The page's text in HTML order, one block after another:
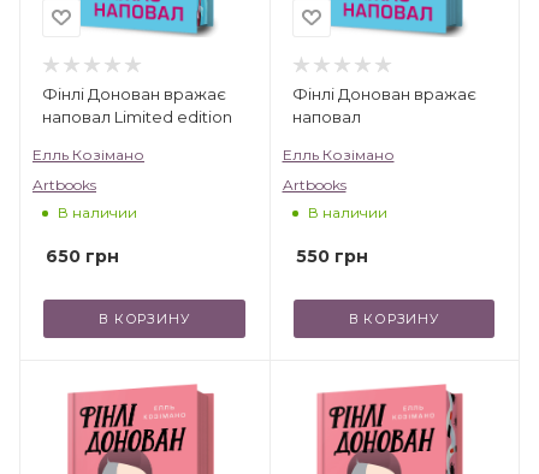
Фінлі Донован вражає
наповал Limited edition
Елль Козімано
Artbooks
В наличии
650 грн
В КОРЗИНУ
Фінлі Донован вражає
наповал
Елль Козімано
Artbooks
В наличии
550грн
В КОРЗИНУ